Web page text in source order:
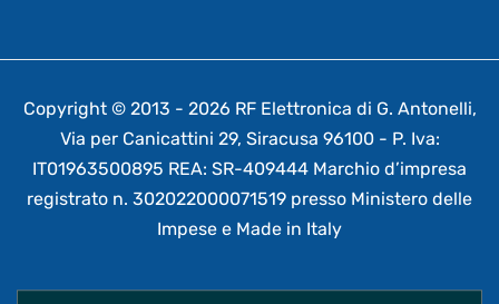
Copyright © 2013 - 2026 RF Elettronica di G. Antonelli,
Via per Canicattini 29, Siracusa 96100 - P. Iva:
IT01963500895 REA: SR-409444 Marchio d’impresa
registrato n. 302022000071519 presso Ministero delle
Impese e Made in Italy